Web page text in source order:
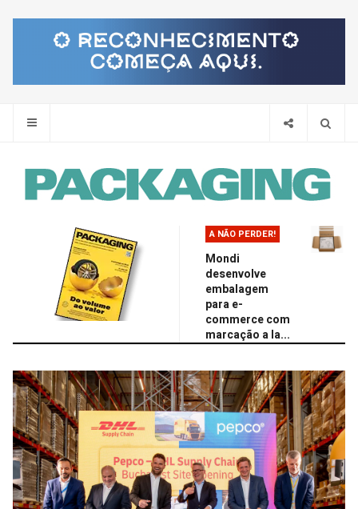
A NÃO PERDER!
Mondi
desenvolve
embalagem
para e-
commerce com
marcação a la...